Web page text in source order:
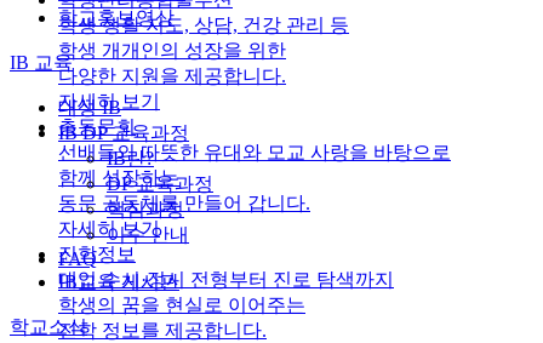
학교홍보영상
IB 교육
대성 IB
IB DP 교육과정
IB란?
DP 교육과정
핵심과정
이수 안내
FAQ
IB교육 게시판
학교소식
학생 생활 지도, 상담, 건강 관리 등
학생 개개인의 성장을 위한
다양한 지원을 제공합니다.
자세히 보기
총동문회
선배들의 따뜻한 유대와 모교 사랑을 바탕으로
함께 성장하는
동문 공동체를 만들어 갑니다.
자세히 보기
진학정보
대입 수시·정시 전형부터 진로 탐색까지
학생의 꿈을 현실로 이어주는
진학 정보를 제공합니다.